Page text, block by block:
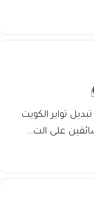
| أفضل بنشر متنقل 24 ساعة تبديل تواير الكويت
على الت...